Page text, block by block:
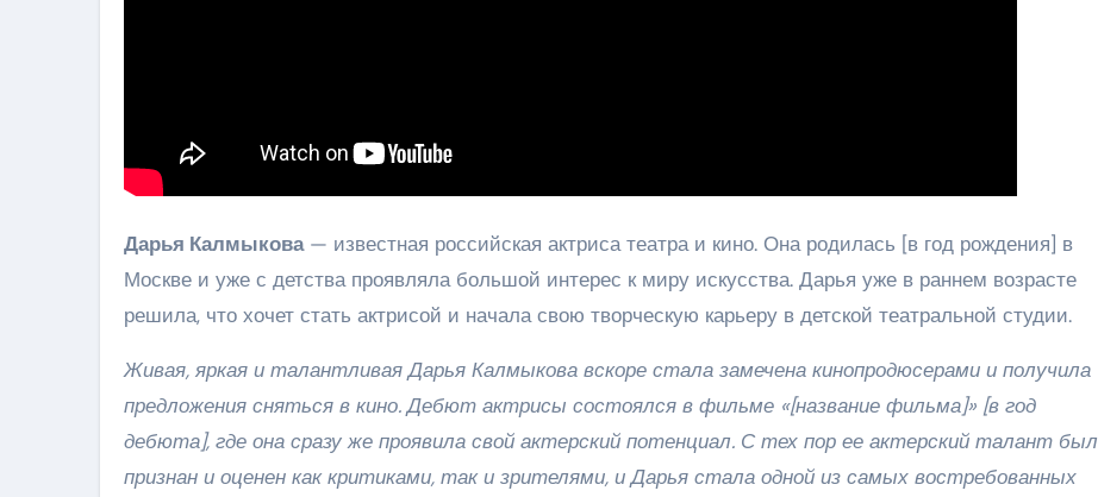
Дарья Калмыкова— известная российская актриса театра и кино. Она родилась [в год рождения] в
Москве и уже с детства проявляла большой интерес к миру искусства. Дарья уже в раннем возрасте
решила, что хочет стать актрисой и начала свою творческую карьеру в детской театральной студии.
Живая, яркая и талантливая Дарья Калмыкова вскоре стала замечена кинопродюсерами и получила
предложения сняться в кино. Дебют актрисы состоялся в фильме «[название фильма]» [в год
дебюта], где она сразу же проявила свой актерский потенциал. С тех пор ее актерский талант был
признан и оценен как критиками, так и зрителями, и Дарья стала одной из самых востребованных